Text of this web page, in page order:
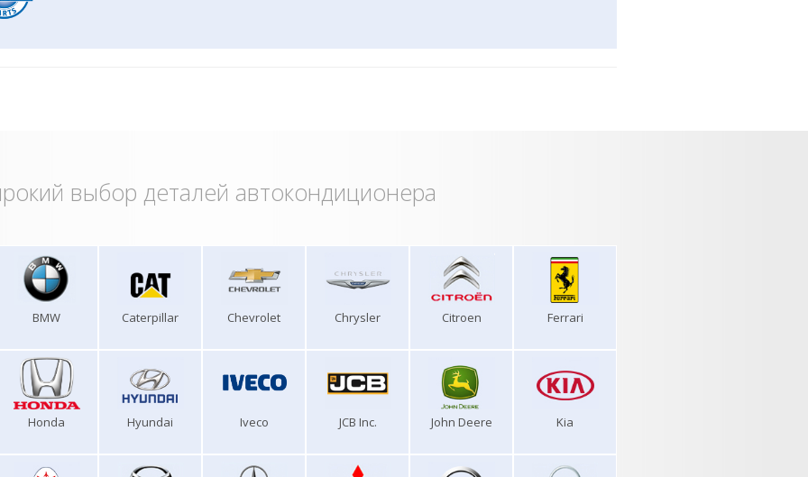
выбор деталей автокондиционера
BMW Caterpillar Chevrolet Chrysler Citroen Ferrari
Honda Hyundai Iveco JCB Inc. John Deere Kia